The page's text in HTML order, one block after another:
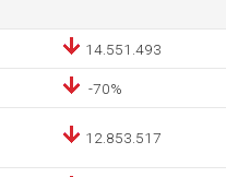
14.551.493
-70%
12.853.517